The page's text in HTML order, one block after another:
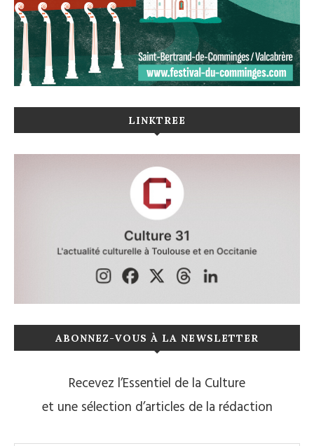
LINKTREE
ABONNEZ-VOUS À LA NEWSLETTER
Recevez l’Essentiel de la Culture
et une sélection d’articles de la rédaction